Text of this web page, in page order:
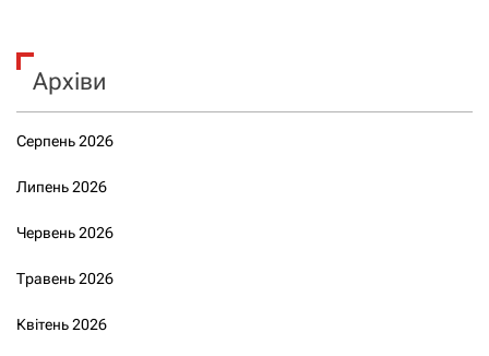
Архіви
Серпень 2026
Липень 2026
Червень 2026
Травень 2026
Квітень 2026